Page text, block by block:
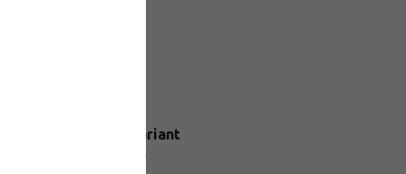
Zvoľte variant
kontajner